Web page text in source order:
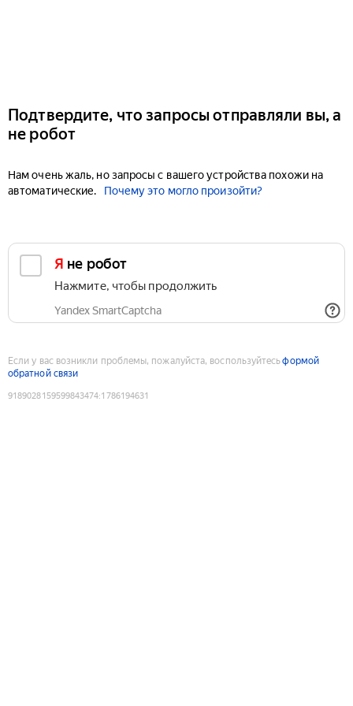
Подтвердите, что запросы отправляли вы, а
не робот
Нам очень жаль, но запросы с вашего устройства похожи на
автоматические.
Почему это могло произойти?
Я не робот
Нажмите, чтобы продолжить
Yandex SmartCaptcha
Если у вас возникли проблемы, пожалуйста, воспользуйтесьформой
обратной связи
9189028159599843474:1786194631